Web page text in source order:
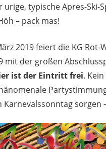
urige, typische Apres-Ski-
– pack mas!
2019 feiert die KG
mit der großen
ist der Eintritt frei.
Karnevalssonntag sorgen